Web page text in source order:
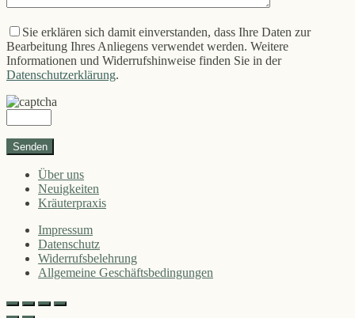
Sie erklären sich damit einverstanden, dass Ihre Daten zur
Bearbeitung Ihres Anliegens verwendet werden. Weitere
Informationen und Widerrufshinweise finden Sie in der
Datenschutzerklärung.
Über uns
Neuigkeiten
Kräuterpraxis
Impressum
Datenschutz
Widerrufsbelehrung
Allgemeine Geschäftsbedingungen